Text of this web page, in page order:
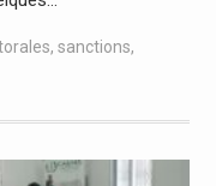
, sanctions,